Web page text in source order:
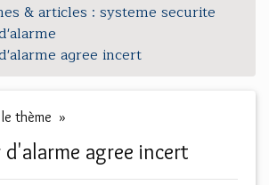
& articles : systeme securite
agree incert
thème »
agree incert